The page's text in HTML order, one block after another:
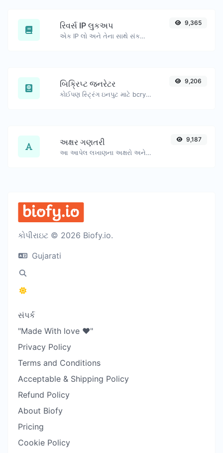
રિવર્સ IP લુકઅપ
એક IP લો અને તેના સાથે સંકળાયેલ ડોમેન/હોસ્ટ શોધવાનો પ્રયાસ કરો.
9,365
બિક્રિપ્ટ જનરેટર
કોઈપણ સ્ટ્રિંગ ઇનપુટ માટે bcrypt પાસવર્ડ હેશ જનરેટ કરો.
9,206
અક્ષર ગણતરી
આ આપેલ લખાણના અક્ષરો અને શબ્દોની સંખ્યા ગણો.
9,187
કોપીરાઇટ © 2026 Biofy.io.
Gujarati
સંપર્ક
"Made With love ❤️"
Privacy Policy
Terms and Conditions
Acceptable & Shipping Policy
Refund Policy
About Biofy
Pricing
Cookie Policy